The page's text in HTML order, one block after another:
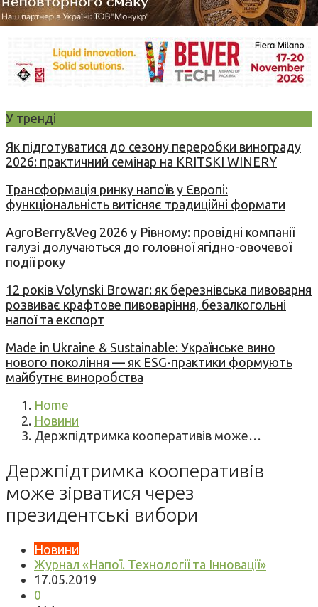
У тренді
Як підготуватися до сезону переробки винограду
2026: практичний семінар на KRITSKI WINERY
Трансформація ринку напоїв у Європі:
функціональність витісняє традиційні формати
AgroBerry&Veg 2026 у Рівному: провідні компанії
галузі долучаються до головної ягідно-овочевої
події року
12 років Volynski Browar: як березнівська пивоварня
розвиває крафтове пивоваріння, безалкогольні
напої та експорт
Made in Ukraine & Sustainable: Українське вино
нового покоління — як ESG-практики формують
майбутнє виноробства
Home
Новини
Держпідтримка кооперативів може…
Держпідтримка кооперативів
може зірватися через
президентські вибори
Новини
Журнал «Напої. Технології та Інновації»
17.05.2019
0